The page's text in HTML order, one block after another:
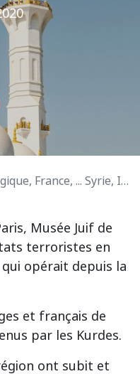
France, ... Syrie, Irak
Musée Juif de
terroristes en
opérait depuis la
et français de
par les Kurdes.
ont subit et